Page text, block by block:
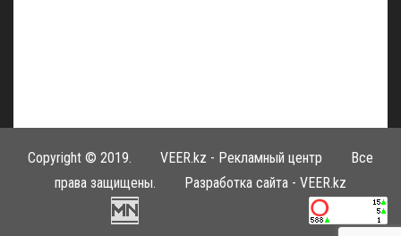
Copyright © 2019. VEER.kz - Рекламный центр Все
права защищены. Разработка сайта - VEER.kz